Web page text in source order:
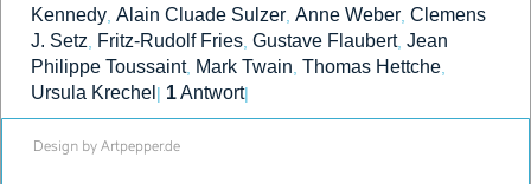
Kennedy Alain Cluade Sulzer Anne Weber Clemens
J. Setz
Fritz-Rudolf Fries Gustave Flaubert, Jean
Philippe Toussaint, Mark Twain Thomas Hettche
Ursula Krechel | 1Antwort|
Design by Artpepper.de